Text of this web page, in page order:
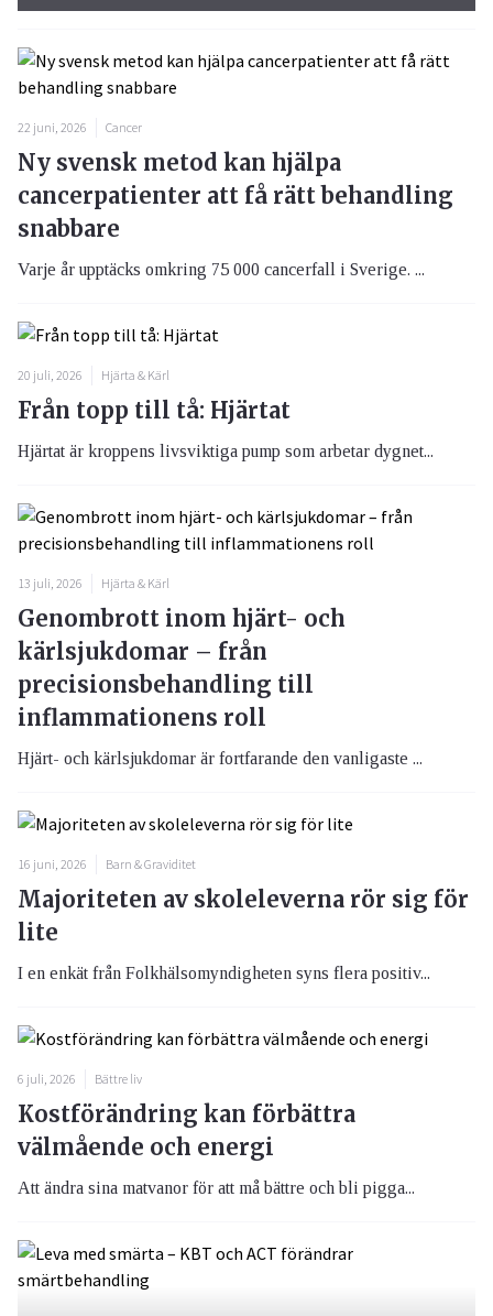
22 juni, 2026 Cancer
Ny svensk metod kan hjälpa
cancerpatienter att få rätt behandling
snabbare
Varje år upptäcks omkring 75 000 cancerfall i Sverige. ...
20 juli, 2026 Hjärta & Kärl
Från topp till tå: Hjärtat
Hjärtat är kroppens livsviktiga pump som arbetar dygnet...
13 juli, 2026 Hjärta & Kärl
Genombrott inom hjärt- och
kärlsjukdomar – från
precisionsbehandling till
inflammationens roll
Hjärt- och kärlsjukdomar är fortfarande den vanligaste ...
16 juni, 2026 Barn & Graviditet
Majoriteten av skoleleverna rör sig för
lite
I en enkät från Folkhälsomyndigheten syns flera positiv...
6 juli, 2026 Bättre liv
Kostförändring kan förbättra
välmående och energi
Att ändra sina matvanor för att må bättre och bli pigga...